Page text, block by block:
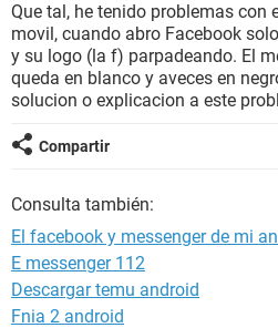
Que tal, he tenido problemas con
movil, cuando abro Facebook
y su logo (la f) parpadeando. El
queda en blanco y aveces en
solucion o explicacion a este
Compartir
Consulta también:
El facebook y messenger de mi
E messenger 112
Descargar temu android
Fnia 2 android